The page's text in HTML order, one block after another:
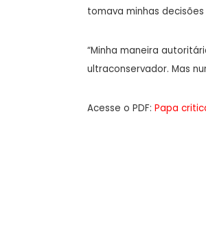
tomava minhas
“Minha maneira
ultraconservador. Mas
Acesse o PDF: Papa